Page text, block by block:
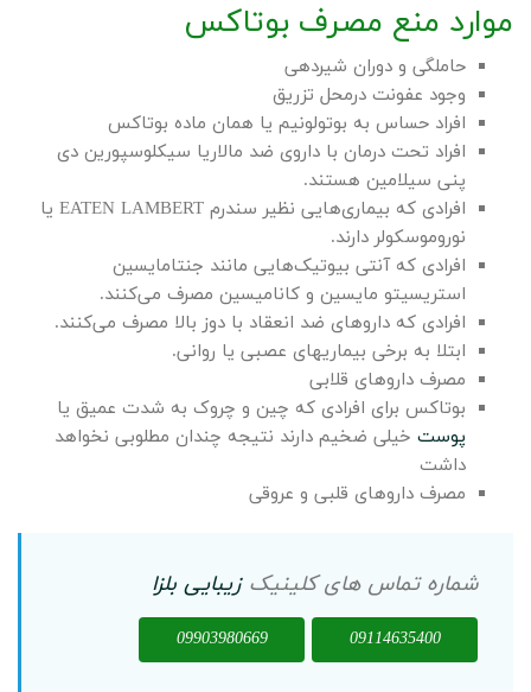
موارد منع مصرف بوتاکس
حاملگی و دوران شیردهی
وجود عفونت درمحل تزریق
افراد حساس به بوتولونیم یا همان ماده بوتاکس
افراد تحت درمان با داروی ضد مالاریا سیکلوسپورین دی
پنی سیلامین هستند.
افرادی که بیماری‌هایی نظیر سندرم EATEN LAMBERT یا
نوروموسکولر دارند.
افرادی که آنتی بیوتیک‌هایی مانند جنتامایسین
استریسیتو مایسین و کانامیسین مصرف می‌کنند.
افرادی که داروهای ضد انعقاد با دوز بالا مصرف می‌کنند.
ابتلا به برخی بیماریهای عصبی یا روانی.
مصرف داروهای قلابی
بوتاکس برای افرادی که چین و چروک به شدت عمیق یا
پوست خیلی ضخیم دارند نتیجه چندان مطلوبی نخواهد
داشت
مصرف داروهای قلبی و عروقی
شماره تماس های کلینیکزیبایی بلزا
09114635400
09903980669